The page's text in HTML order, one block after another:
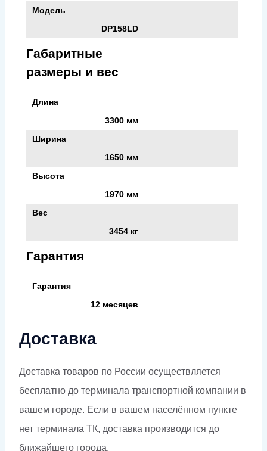
Модель
DP158LD
Габаритные
размеры и вес
Длина
3300 мм
Ширина
1650 мм
Высота
1970 мм
Вес
3454 кг
Гарантия
Гарантия
12 месяцев
Доставка
Доставка товаров по России осуществляется
бесплатно до терминала транспортной компании в
вашем городе. Если в вашем населённом пункте
нет терминала ТК, доставка производится до
ближайшего города.